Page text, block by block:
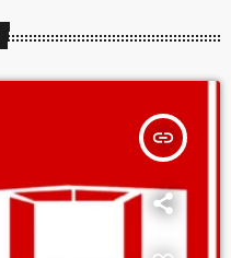
insert_link